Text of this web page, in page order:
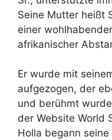
Seine Mutter heißt
einer
afrikanischer
Er wurde mit
aufgezogen, der
und berühmt
der Website World
Holla begann